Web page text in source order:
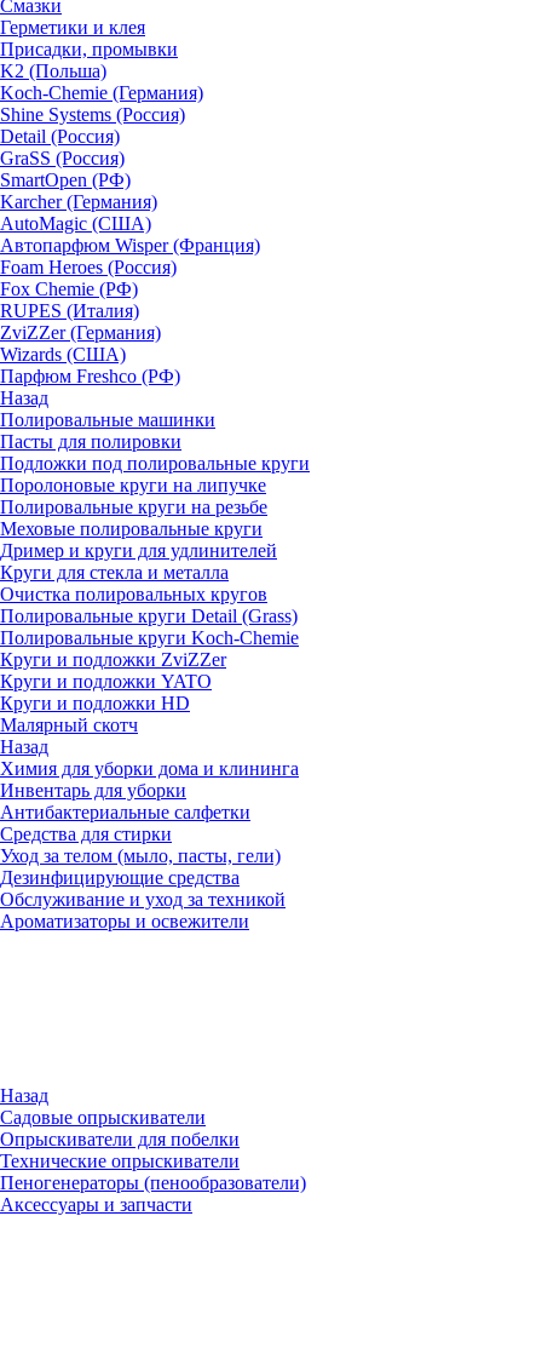
Смазки
Герметики и клея
Присадки, промывки
K2 (Польша)
Koch-Chemie (Германия)
Shine Systems (Россия)
Detail (Россия)
GraSS (Россия)
SmartOpen (РФ)
Karcher (Германия)
AutoMagic (США)
Автопарфюм Wisper (Франция)
Foam Heroes (Россия)
Fox Chemie (РФ)
RUPES (Италия)
ZviZZer (Германия)
Wizards (США)
Парфюм Freshco (РФ)
Назад
Полировальные машинки
Пасты для полировки
Подложки под полировальные круги
Поролоновые круги на липучке
Полировальные круги на резьбе
Меховые полировальные круги
Дример и круги для удлинителей
Круги для стекла и металла
Очистка полировальных кругов
Полировальные круги Detail (Grass)
Полировальные круги Koch-Chemie
Круги и подложки ZviZZer
Круги и подложки YATO
Круги и подложки HD
Малярный скотч
Назад
Химия для уборки дома и клининга
Инвентарь для уборки
Антибактериальные салфетки
Средства для стирки
Уход за телом (мыло, пасты, гели)
Дезинфицирующие средства
Обслуживание и уход за техникой
Ароматизаторы и освежители
Назад
Садовые опрыскиватели
Опрыскиватели для побелки
Технические опрыскиватели
Пеногенераторы (пенообразователи)
Аксессуары и запчасти